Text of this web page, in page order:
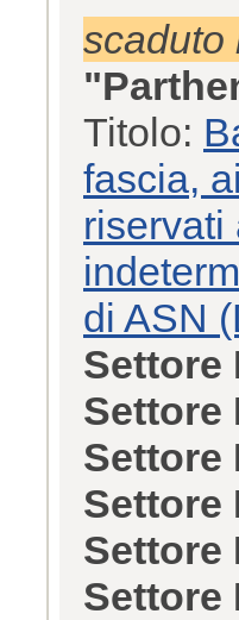
scaduto
Titolo:
fascia,
riservati
di ASN
Settore
Settore
Settore
Settore
Settore
Settore